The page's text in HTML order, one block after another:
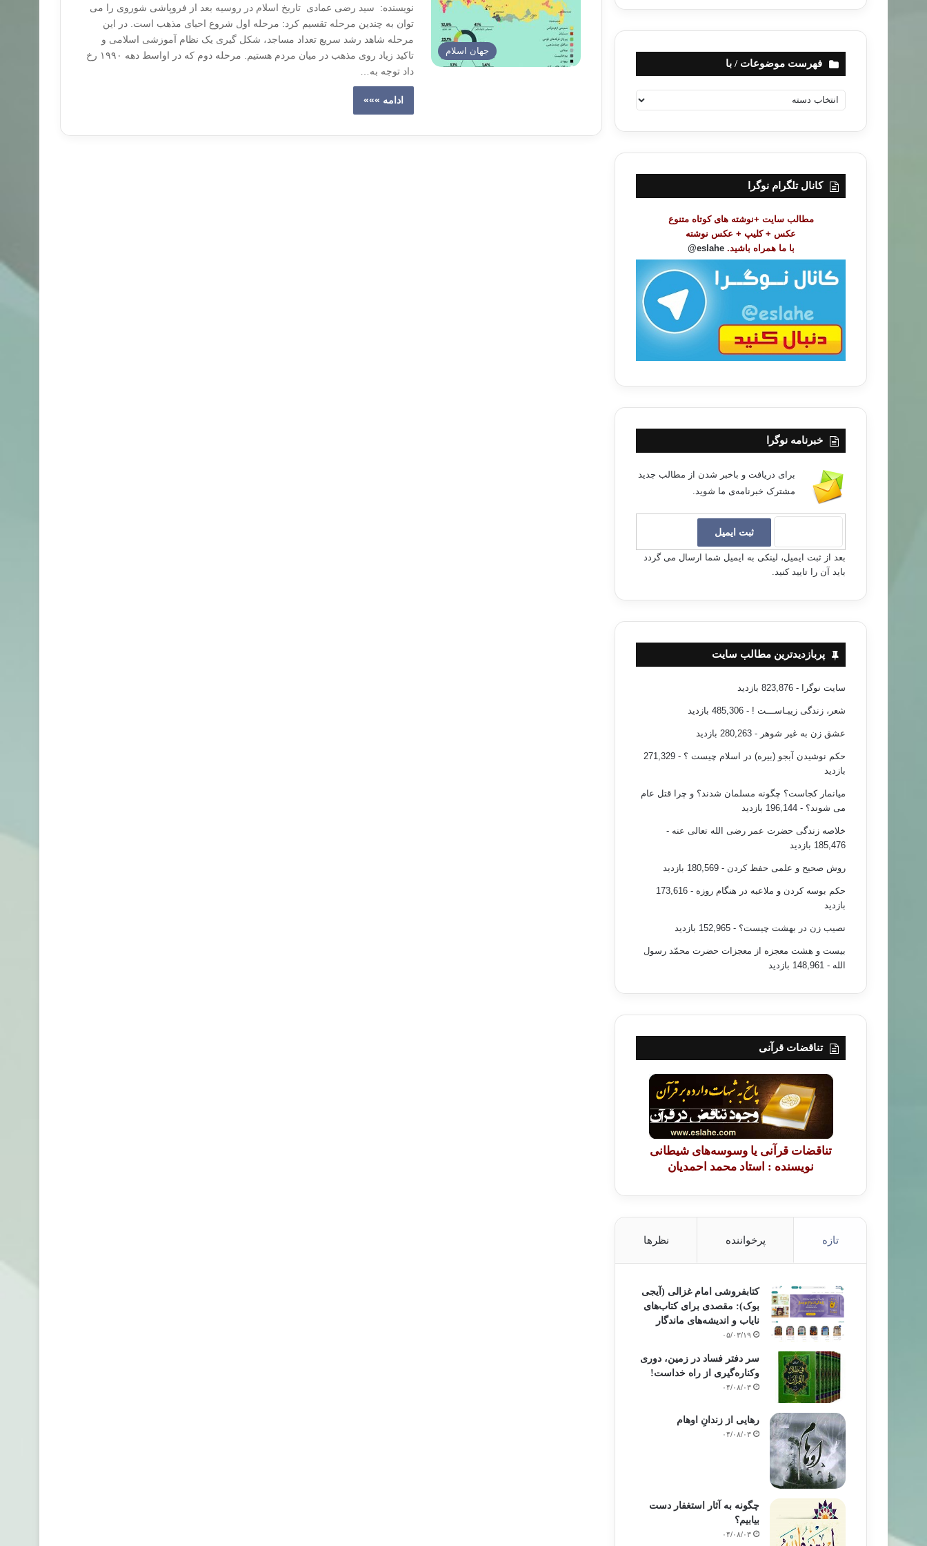
جهان اسلام
نویسنده: سید رضی عمادی تاریخ اسلام در روسیه بعد از فروپاشی شوروی را می
توان به چندین مرحله تقسیم کرد: مرحله اول شروع احیای مذهب است. در این
مرحله شاهد رشد سریع تعداد مساجد، شکل گیری یک نظام آموزشی اسلامی و
تاکید زیاد روی مذهب در میان مردم هستیم. مرحله دوم که در اواسط دهه ۱۹۹۰ رخ
داد توجه به…
ادامه »»»
فهرست موضوعات / با
ه
ت
ض
کانال تلگرام نوگرا
مطالب سایت +نوشته های کوتاه متنوع
عکس + کلیپ + عکس نوشته
با ما همراه باشید. eslahe@
خبرنامه نوگرا
برای دریافت و باخبر شدن از مطالب جدید
مشترک خبرنامه‌ی ما شوید.
بعد از ثبت ایمیل، لینکی به ایمیل شما ارسال می گردد
باید آن را تایید کنید.
پربازدیدترین مطالب سایت
سایت نوگرا - 823,876 بازدید
شعر، زندگی زیبـاســـت ! - 485,306 بازدید
عشق زن به غیر شوهر - 280,263 بازدید
حکم نوشیدن آبجو (بیره) در اسلام چیست ؟
- 271,329
بازدید
میانمار کجاست؟ چگونه مسلمان شدند؟ و چرا قتل عام
می شوند؟ - 196,144 بازدید
خلاصه زندگی حضرت عمر رضی الله تعالی عنه -
185,476 بازدید
روش صحیح و علمی حفظ کردن - 180,569 بازدید
حکم بوسه کردن و ملاعبه در هنگام روزه
- 173,616
بازدید
نصیب زن در بهشت چیست؟ - 152,965 بازدید
بیست و هشت معجزه از معجزات حضرت محمّد رسول
الله - 148,961 بازدید
تناقضات قرآنی
تناقضات قرآنی یا وسوسه‌های شیطانی
نویسنده : استاد محمد احمدیان
تازه پرخواننده نظرها
کتابفروشی امام غزالی (آیجی
بوک): مقصدی برای کتاب‌های
نایاب و اندیشه‌های ماندگار
۰۵/۰۳/۱۹
سر دفتر فساد در زمین‌، دوری
وکناره‌گیری از راه خداست‌!
۰۴/۰۸/۰۳
رهایی از زندانِ اوهام
۰۴/۰۸/۰۳
چگونه به آثار استغفار دست
بیابیم؟
۰۴/۰۸/۰۳